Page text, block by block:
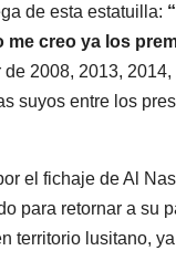
de esta estatuilla:
creo ya los
2008, 2013,
suyos entre los
el fichaje de Al
para retornar a su
territorio lusitano,